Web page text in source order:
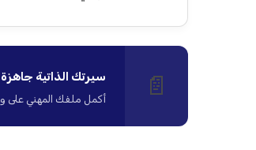
📄 سيرتك الذاتية
أكمل ملفك المهني على